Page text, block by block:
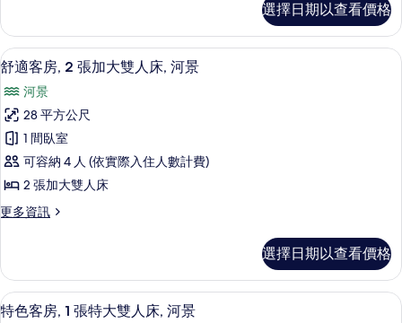
加
大
雙
人
床
的
所
有
相
客
房,
2
加
大
雙
人
床
的
詳
情
選擇日期以查看價格
顯
舒
適
客
房,
2
張
大
雙
人
高級寢具、書桌、遮光布/窗簾、隔音
4
舒適客房, 2 張加大雙人床, 河景
河景
28 平方公尺
1 間臥室
可容納 4 人 (依實際入住人數計費)
2 張加大雙人床
更多資訊
更
客
房,
2
選擇日期以查看價格
顯
特色客房, 1 張特大雙人床, 河景 | 高
5
特色客房, 1 張特大雙人床, 河景